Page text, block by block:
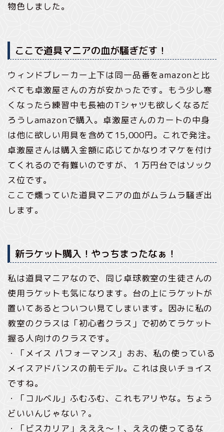
物色しました。
ここで道具マニアの血が騒ぎだす！
ウィンドブレーカー上下は同一品番をamazonと比
べても卓激屋さんの方が安かったです。もう少し寒
くなったら練習中も長袖のTシャツも欲しくなるだ
ろうしamazonで購入。卓激屋さんのカートの中身
は他に欲しい用具を含めて15,000円。これで発注。
卓激屋さんは購入金額に応じてかなりオマケを付け
てくれるので有難いのですが、１万円台ではソック
ス位です。
ここで燻っていた道具マニアの血がムラムラ騒ぎ出
します。
新ラケット購入！やっちまったなぁ！
私は道具マニアなので、同じ卓球教室の生徒さんの
使用ラケットも気になります。台の上にラケットが
置いてあるとついつい見てしまいます。因みに私の
教室のクラスは「初心者クラス」で初めてラケット
握る人向けのクラスです。
・「メイス パフォーマンス」おお、私の使っている
メイスアドバンスの前モデル。これは良いチョイス
ですね。
・「コルベル」ふむふむ、これもアリやな。ちょう
どいいんじゃない？。
・「ビスカリア」えええ～！、ええの使ってるな